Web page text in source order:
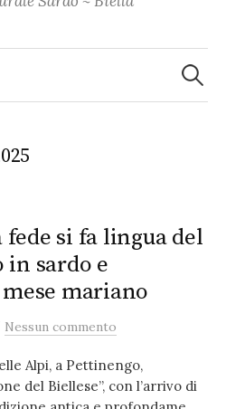
per:
si fa lingua del
in sardo e
mariano
Nessun commento
Alpi, a Pettinengo,
del Biellese”, con l’arrivo di